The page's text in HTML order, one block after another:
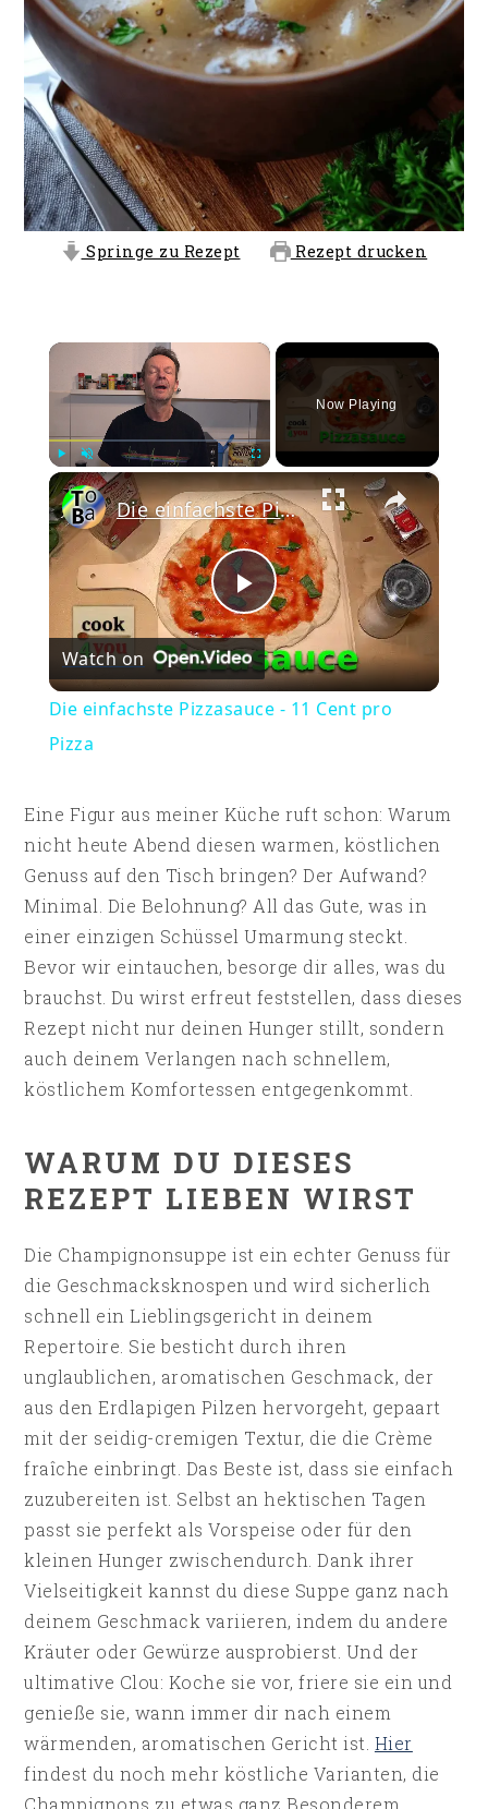
Springe zu Rezept Rezept drucken
×
PlayUnmute
Now Playing
×
Play
Video
Die einfachste Pizzasauce - 11 Cent pro Pizza
Watch on
Die einfachste Pizzasauce - 11 Cent pro
Pizza
Eine Figur aus meiner Küche ruft schon: Warum
nicht heute Abend diesen warmen, köstlichen
Genuss auf den Tisch bringen? Der Aufwand?
Minimal. Die Belohnung? All das Gute, was in
einer einzigen Schüssel Umarmung steckt.
Bevor wir eintauchen, besorge dir alles, was du
brauchst. Du wirst erfreut feststellen, dass dieses
Rezept nicht nur deinen Hunger stillt, sondern
auch deinem Verlangen nach schnellem,
köstlichem Komfortessen entgegenkommt.
WARUM DU DIESES
REZEPT LIEBEN WIRST
Die Champignonsuppe ist ein echter Genuss für
die Geschmacksknospen und wird sicherlich
schnell ein Lieblingsgericht in deinem
Repertoire. Sie besticht durch ihren
unglaublichen, aromatischen Geschmack, der
aus den Erdlapigen Pilzen hervorgeht, gepaart
mit der seidig-cremigen Textur, die die Crème
fraîche einbringt. Das Beste ist, dass sie einfach
zuzubereiten ist. Selbst an hektischen Tagen
passt sie perfekt als Vorspeise oder für den
kleinen Hunger zwischendurch. Dank ihrer
Vielseitigkeit kannst du diese Suppe ganz nach
deinem Geschmack variieren, indem du andere
Kräuter oder Gewürze ausprobierst. Und der
ultimative Clou: Koche sie vor, friere sie ein und
genieße sie, wann immer dir nach einem
wärmenden, aromatischen Gericht ist. Hier
findest du noch mehr köstliche Varianten, die
Champignons zu etwas ganz Besonderem